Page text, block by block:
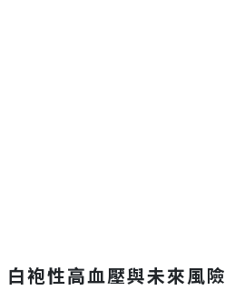
白袍性高血壓與未來風險